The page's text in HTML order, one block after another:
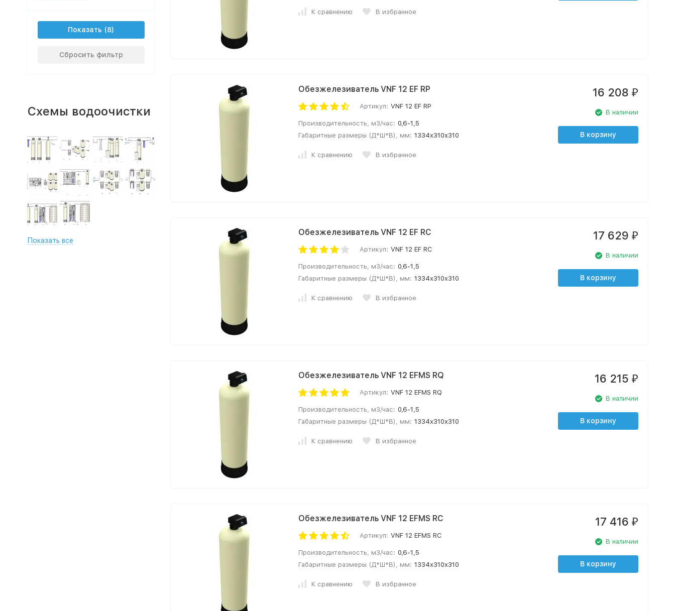
К сравнению В избранное
Обезжелезиватель VNF 12 EF RP
Артикул: VNF 12 EF RP
Производительность, м3/час: 0,6-1,5
Габаритные размеры (Д*Ш*В), мм: 1334х310х310
К сравнению В избранное
16 208 ₽
В наличии
В корзину
Обезжелезиватель VNF 12 EF RС
Артикул: VNF 12 EF RС
Производительность, м3/час: 0,6-1,5
Габаритные размеры (Д*Ш*В), мм: 1334х310х310
К сравнению В избранное
17 629 ₽
В наличии
В корзину
Обезжелезиватель VNF 12 EFMS RQ
Артикул: VNF 12 EFMS RQ
Производительность, м3/час: 0,6-1,5
Габаритные размеры (Д*Ш*В), мм: 1334х310х310
К сравнению В избранное
16 215 ₽
В наличии
В корзину
Обезжелезиватель VNF 12 EFMS RС
Артикул: VNF 12 EFMS RС
Производительность, м3/час: 0,6-1,5
Габаритные размеры (Д*Ш*В), мм: 1334х310х310
К сравнению В избранное
17 416 ₽
В наличии
В корзину
Показать
Сбросить фильтр
Схемы водоочистки
Показать все